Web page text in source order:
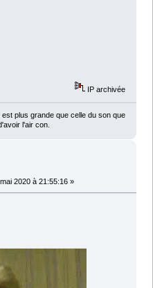
IP archivée
plus grande que celle du son que
l'air con.
2020 à 21:55:16 »